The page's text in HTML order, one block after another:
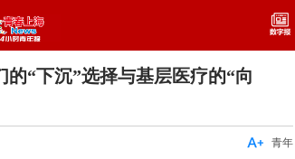
“下沉”选择与基层医疗的“向
青年
